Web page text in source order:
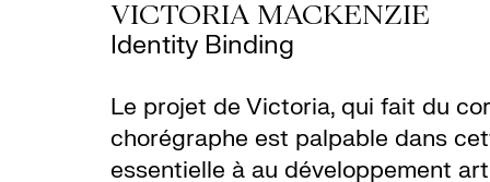
VICTORIA MACKENZIE
Identity Binding
Le projet de Victoria, qui fait du
chorégraphe est palpable dans
essentielle à au développement